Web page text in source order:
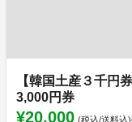
【韓国土産３千円
3,000円券
¥20,000 (税込/送料込)